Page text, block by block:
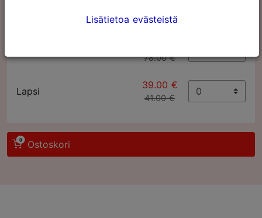
tuntia
78.00 €
Lapsi
39.00 €
41.00 €
0 Ostoskori
Lisätietoa evästeistä